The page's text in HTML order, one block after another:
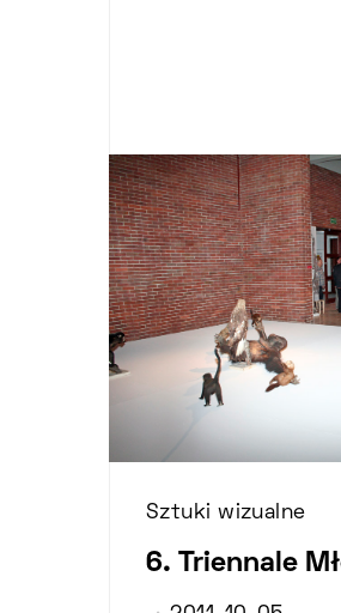
Sztuki wizualne
6. Triennale